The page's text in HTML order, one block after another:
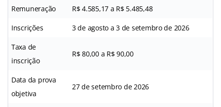
Remuneração R$ 4.585,17 a R$ 5.485,48
Inscrições 3 de agosto a 3 de setembro de 2026
Taxa de
inscrição
R$ 80,00 a R$ 90,00
Data da prova
objetiva
27 de setembro de 2026